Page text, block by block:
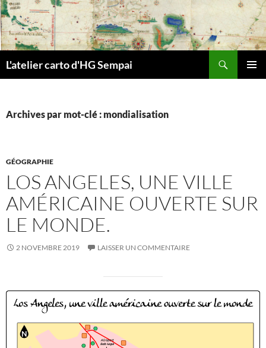
Aller
au
contenu
L'atelier carto d'HG Sempai
Archives par mot-clé : mondialisation
GÉOGRAPHIE
LOS ANGELES, UNE VILLE
AMÉRICAINE OUVERTE SUR
LE MONDE.
2 NOVEMBRE 2019 LAISSER UN COMMENTAIRE